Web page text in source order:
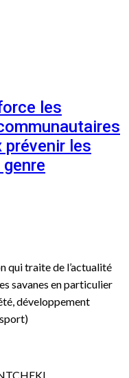
les
prévenir les
qui traite de l’actualité
savanes en particulier
développement